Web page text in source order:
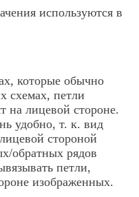
используются в
которые обычно
схемах, петли
на лицевой стороне.
удобно, т. к. вид
стороной
обратных рядов
петли,
изображенных.